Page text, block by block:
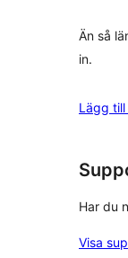
Än så
in.
Lägg till
Har du
Visa